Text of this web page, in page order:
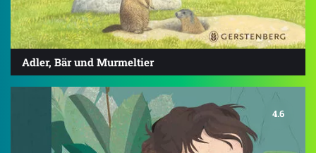
Adler, Bär und Murmeltier
4.6